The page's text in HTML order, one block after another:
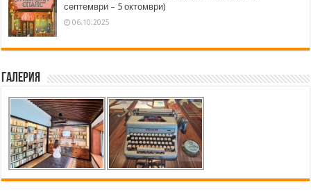
септември – 5 октомври)
06.10.2025
Галерия